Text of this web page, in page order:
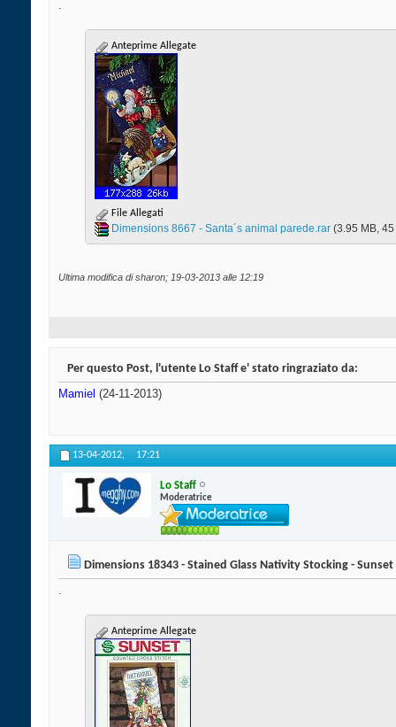
.
Anteprime Allegate
File Allegati
Dimensions 8667 - Santa´s animal parede.rar‎ (3.95 MB,
Ultima modifica di sharon; 19-03-2013 alle 12:19
Per questo Post, l'utente Lo Staff e' stato ringraziato da:
Mamiel (24-11-2013)
13-04-2012, 17:21
Lo Staff
Moderatrice
Dimensions 18343 - Stained Glass Nativity Stocking - Sunset
.
Anteprime Allegate